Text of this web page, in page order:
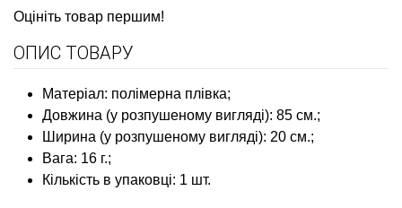
Оцініть товар першим!
ОПИС ТОВАРУ
Матеріал: полімерна плівка;
Довжина (у розпушеному вигляді): 85 см.;
Ширина (у розпушеному вигляді): 20 см.;
Вага: 16 г.;
Кількість в упаковці: 1 шт.